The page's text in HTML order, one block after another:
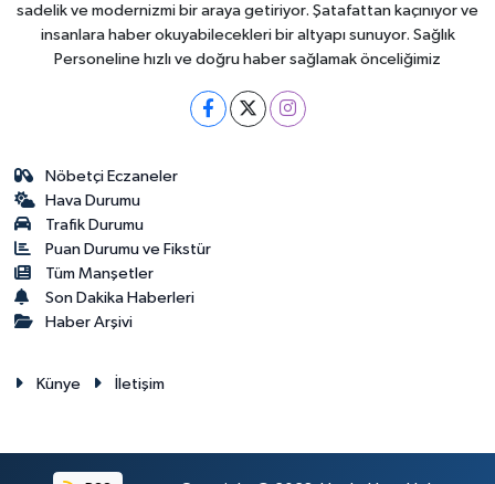
sadelik ve modernizmi bir araya getiriyor. Şatafattan kaçınıyor ve
insanlara haber okuyabilecekleri bir altyapı sunuyor. Sağlık
Personeline hızlı ve doğru haber sağlamak önceliğimiz
Nöbetçi Eczaneler
Hava Durumu
Trafik Durumu
Puan Durumu ve Fikstür
Tüm Manşetler
Son Dakika Haberleri
Haber Arşivi
Künye İletişim